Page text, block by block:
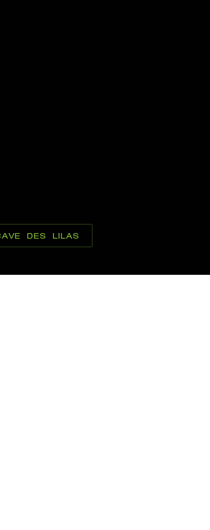
DES LILAS